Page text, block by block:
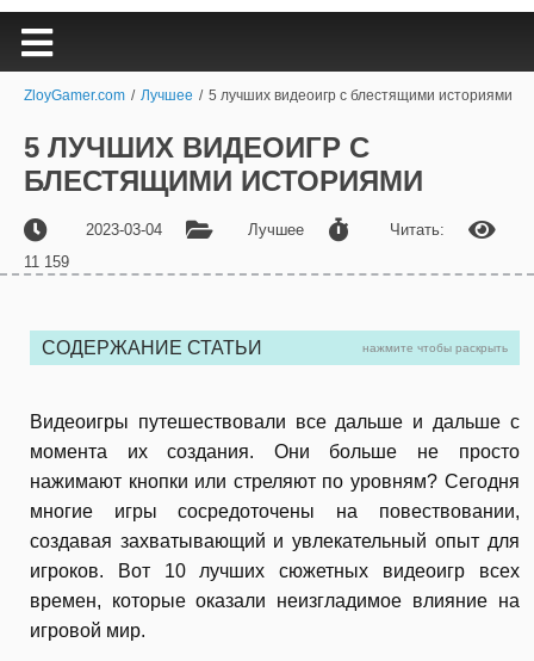
ZloyGamer.com / Лучшее / 5 лучших видеоигр с блестящими историями
5 ЛУЧШИХ ВИДЕОИГР С
БЛЕСТЯЩИМИ ИСТОРИЯМИ
2023-03-04 Лучшее
Читать:
11 159
СОДЕРЖАНИЕ СТАТЬИ нажмите чтобы раскрыть
Видеоигры путешествовали все дальше и дальше с
момента их создания. Они больше не просто
нажимают кнопки или стреляют по уровням? Сегодня
многие игры сосредоточены на повествовании,
создавая захватывающий и увлекательный опыт для
игроков. Вот 10 лучших сюжетных видеоигр всех
времен, которые оказали неизгладимое влияние на
игровой мир.